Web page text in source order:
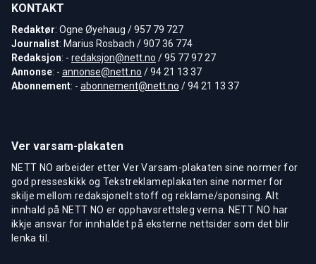
KONTAKT
Redaktør: Ogne Øyehaug / 957 79 727
Journalist: Marius Rosbach / 907 36 774
Redaksjon: - redaksjon@nett.no / 95 77 97 27
Annonse: - annonse@nett.no / 94 21 13 37
Abonnement: - abonnement@nett.no / 94 21 13 37
Ver varsam-plakaten
NETT NO arbeider etter Ver Varsam-plakaten sine normer for
god presseskikk og Tekstreklameplakaten sine normer for
skilje mellom redaksjonelt stoff og reklame/sponsing. Alt
innhald på NETT NO er opphavsrettsleg verna. NETT NO har
ikkje ansvar for innhaldet på eksterne nettsider som det blir
lenka til.